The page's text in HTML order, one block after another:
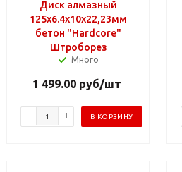
Диск алмазный
125x6.4x10х22,23мм
бетон "Hardcore"
Штроборез
Много
1 499.00 руб/шт
В КОРЗИНУ